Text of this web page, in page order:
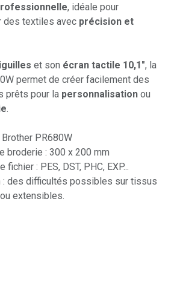
, idéale pour
des textiles avec précision et
et son écran tactile 10,1″, la
permet de créer facilement des
prêts pour la personnalisation ou
.
PR680W
broderie : 300 x 200 mm
fichier : PES, DST, PHC, EXP...
: des difficultés possibles sur tissus
extensibles.